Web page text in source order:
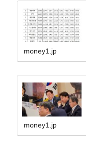
money1.jp
money1.jp